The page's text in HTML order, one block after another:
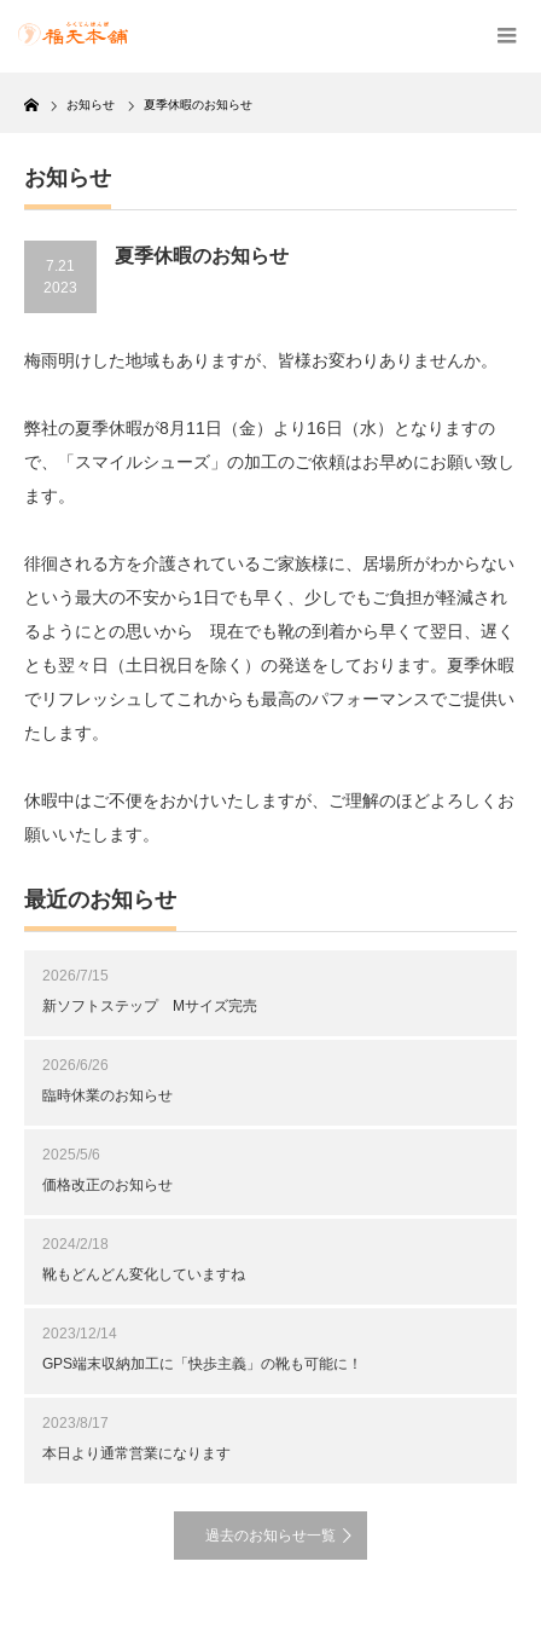
Home
お知らせ 夏季休暇のお知らせ
お知らせ
7.21
2023
夏季休暇のお知らせ
梅雨明けした地域もありますが、皆様お変わりありませんか。
弊社の夏季休暇が8月11日（金）より16日（水）となりますの
で、「スマイルシューズ」の加工のご依頼はお早めにお願い致し
ます。
徘徊される方を介護されているご家族様に、居場所がわからない
という最大の不安から1日でも早く、少しでもご負担が軽減され
るようにとの思いから 現在でも靴の到着から早くて翌日、遅く
とも翌々日（土日祝日を除く）の発送をしております。夏季休暇
でリフレッシュしてこれからも最高のパフォーマンスでご提供い
たします。
休暇中はご不便をおかけいたしますが、ご理解のほどよろしくお
願いいたします。
最近のお知らせ
2026/7/15
新ソフトステップ Mサイズ完売
2026/6/26
臨時休業のお知らせ
2025/5/6
価格改正のお知らせ
2024/2/18
靴もどんどん変化していますね
2023/12/14
GPS端末収納加工に「快歩主義」の靴も可能に！
2023/8/17
本日より通常営業になります
過去のお知らせ一覧